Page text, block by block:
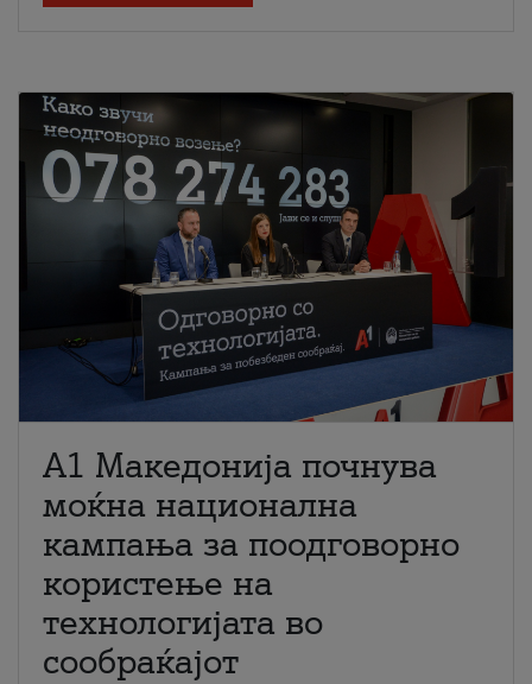
A1 Македонија почнува
моќна национална
кампања за поодговорно
користење на
технологијата во
сообраќајот